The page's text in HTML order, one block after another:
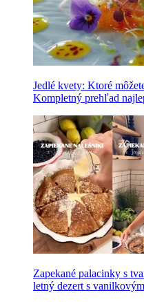
Jedlé kvety: Ktoré
Kompletný prehľad
Zapekané palacinky s
letný dezert s